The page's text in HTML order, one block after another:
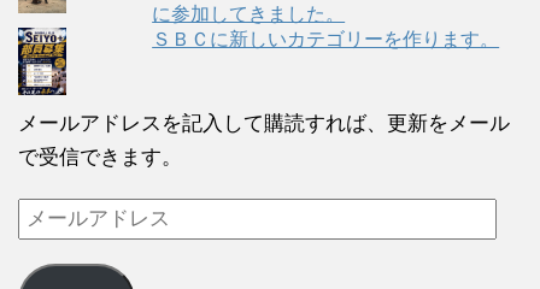
に参加してきました。
ＳＢＣに新しいカテゴリーを作ります。
メールアドレスを記入して購読すれば、更新をメール
で受信できます。